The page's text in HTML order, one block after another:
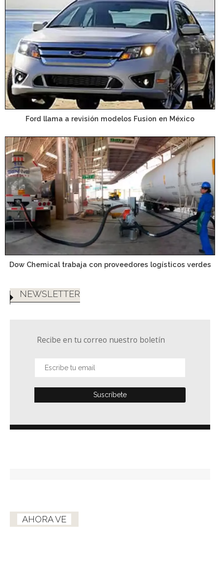
Ford llama a revisión modelos Fusion en México
Dow Chemical trabaja con proveedores logísticos verdes
NEWSLETTER
Recibe en tu correo nuestro boletín
AHORA VE